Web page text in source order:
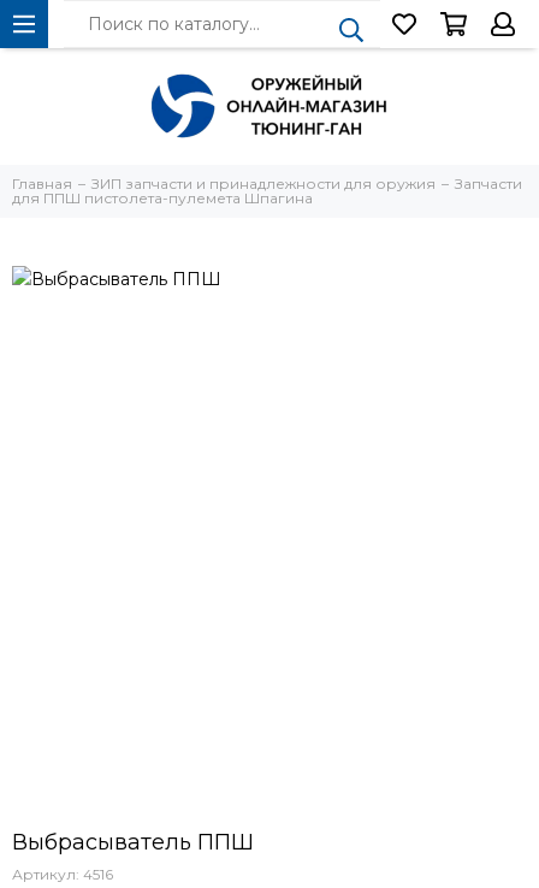
Главная ЗИП запчасти и принадлежности для оружия
Запчасти
для ППШ пистолета-пулемета Шпагина
Выбрасыватель ППШ
Артикул: 4516